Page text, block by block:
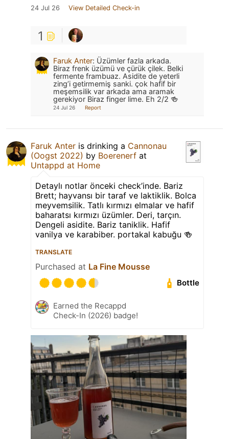
24 Jul 26 View Detailed Check-in
1
Faruk Anter: Üzümler fazla arkada.
Biraz frenk üzümü ve çürük çilek. Belki
fermente frambuaz. Asidite de yeterli
zing’i getirmemiş sanki. çok hafif bir
meşemsilik var arkada ama aramak
gerekiyor Biraz finger lime. Eh 2/2 🍻
24 Jul 26 Report
Faruk Anter is drinking a Cannonau
(Oogst 2022) by Boerenerf at
Untappd at Home
Detaylı notlar önceki check’inde. Bariz
Brett; hayvansı bir taraf ve laktiklik. Bolca
meyvemsilik. Tatlı kırmızı elmalar ve hafif
baharatsı kırmızı üzümler. Deri, tarçın.
Dengeli asidite. Bariz taniklik. Hafif
vanilya ve karabiber. portakal kabuğu 🍻
TRANSLATE
Purchased at La Fine Mousse
Bottle
Earned the Recappd
Check-In (2026) badge!